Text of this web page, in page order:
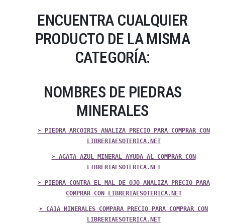
ENCUENTRA CUALQUIER
PRODUCTO DE LA MISMA
CATEGORÍA:
NOMBRES DE PIEDRAS
MINERALES
➤ PIEDRA ARCOIRIS ANALIZA PRECIO PARA COMPRAR CON
LIBRERIAESOTERICA.NET
➤ AGATA AZUL MINERAL AYUDA AL COMPRAR CON
LIBRERIAESOTERICA.NET
➤ PIEDRA CONTRA EL MAL DE OJO ANALIZA PRECIO PARA
COMPRAR CON LIBRERIAESOTERICA.NET
➤ CAJA MINERALES COMPARA PRECIO PARA COMPRAR CON
LIBRERIAESOTERICA.NET